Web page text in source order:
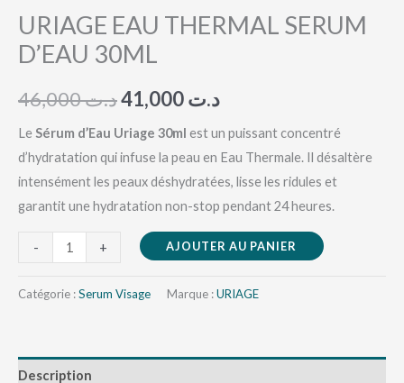
URIAGE EAU THERMAL SERUM
D’EAU 30ML
د.ت46,000
د.ت 46,000.
د.ت
د.ت 41,000.
Le Sérum d’Eau Uriage 30ml est un puissant concentré
d’hydratation qui infuse la peau en Eau Thermale. Il désaltère
intensément les peaux déshydratées, lisse les ridules et
garantit une hydratation non-stop pendant 24 heures.
-
D'EAU
30ML
+ AJOUTER AU PANIER
Catégorie :Serum Visage Marque :URIAGE
Description